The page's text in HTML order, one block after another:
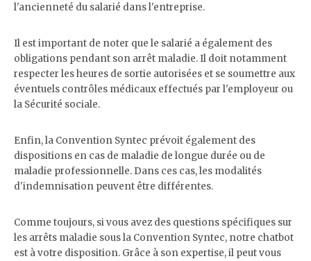
l'ancienneté du salarié dans l'entreprise.
Il est important de noter que le salarié a également des
obligations pendant son arrêt maladie. Il doit notamment
respecter les heures de sortie autorisées et se soumettre aux
éventuels contrôles médicaux effectués par l'employeur ou
la Sécurité sociale.
Enfin, la Convention Syntec prévoit également des
dispositions en cas de maladie de longue durée ou de
maladie professionnelle. Dans ces cas, les modalités
d'indemnisation peuvent être différentes.
Comme toujours, si vous avez des questions spécifiques sur
les arrêts maladie sous la Convention Syntec, notre chatbot
est à votre disposition. Grâce à son expertise, il peut vous